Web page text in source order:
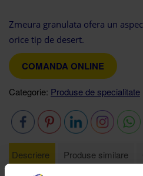
Zmeura granulata ofera un
orice tip de desert.
COMANDA ONLINE
Categorie: Produse de specialitate
Descriere Produse similare